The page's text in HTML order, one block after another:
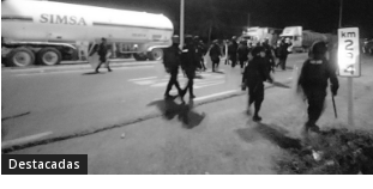
Destacadas